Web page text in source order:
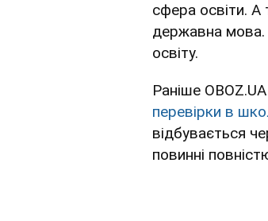
сфера освіти. А
державна мова.
освіту.
Раніше
перевірки в
відбувається
повинні